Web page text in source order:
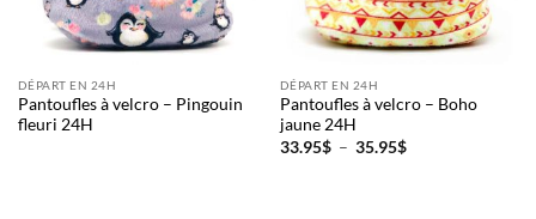
DÉPART EN 24H
Pantoufles à velcro – Pingouin
fleuri 24H
DÉPART EN 24H
Pantoufles à velcro – Boho
jaune 24H
33.95$ – 35.95$Plage